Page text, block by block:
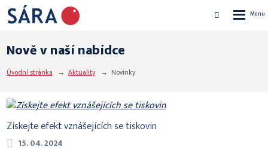
Vyhledávání
Nově v naší nabídce
Úvodní stránka Aktuality Novinky
Získejte efekt vznášejících se tiskovin
15. 04. 2024